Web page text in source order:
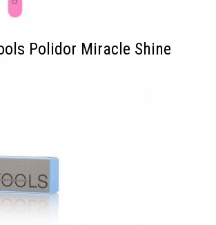
Polidor Miracle Shine